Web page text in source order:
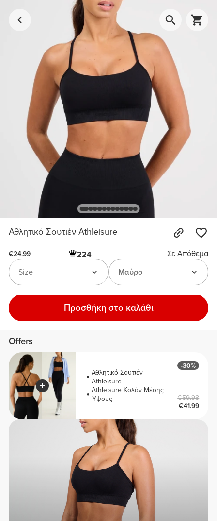
Αθλητικό Σουτιέν Athleisure
€24.99 224
Σε Απόθεμα
Μαύρο
Size
Προσθήκη στο καλάθι
Offers
Αθλητικό Σουτιέν
Athleisure
Athleisure Κολάν Μέσης
Ύψους
-30%
€59.98
€41.99